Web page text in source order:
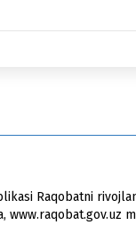
Raqobatni
www.raqobat.gov.uz